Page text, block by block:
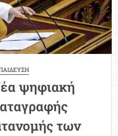
ψηφιακή
των